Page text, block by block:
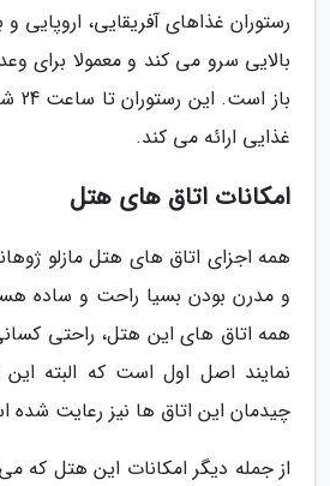
رستوران غذاهای آفریقایی، اروپایی و
بالایی سرو می کند و معمولا برای
غذایی ارائه می کند.
امکانات اتاق های هتل
همه اجزای اتاق های هتل مازلو
و مدرن بودن بسیا راحت و ساده
همه اتاق های این هتل، راحتی
نمایند اصل اول است که البته
چیدمان این اتاق ها نیز رعایت
از جمله دیگر امکانات این هتل که